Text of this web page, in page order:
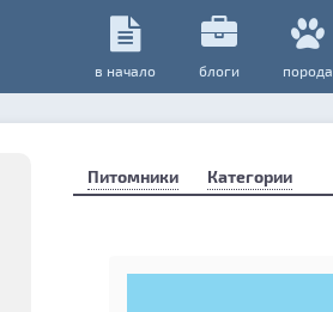
в начало блоги порода
Питомники Категории